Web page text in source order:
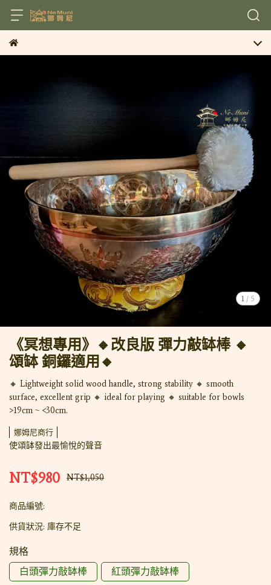
1 / 5
《冥想專用》🔸改良版 彈力敲缽棒 🔸
頌缽 銅鑼適用🔸
🔸 Lightweight solid wood handle, strong stability 🔸 smooth
surface, excellent grip 🔸 ideal for playing 🔸 suitable for bowls
>19cm ~ <30cm.
娜姆尼商行
使頌缽發出最愉悅的聲音
NT$980 NT$1,050
商品編號:
供貨狀況: 庫存不足
規格
白頭彈力敲缽棒
紅頭彈力敲缽棒